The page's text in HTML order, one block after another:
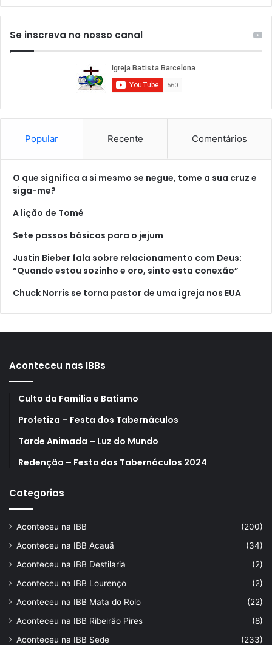
Se inscreva no nosso canal
Popular Recente Comentários
O que significa a si mesmo se negue, tome a sua cruz e
siga-me?
A lição de Tomé
Sete passos básicos para o jejum
Justin Bieber fala sobre relacionamento com Deus:
“Quando estou sozinho e oro, sinto esta conexão”
Chuck Norris se torna pastor de uma igreja nos EUA
Aconteceu nas IBBs
Culto da Familia e Batismo
Profetiza – Festa dos Tabernáculos
Tarde Animada – Luz do Mundo
Redenção – Festa dos Tabernáculos 2024
Categorias
Aconteceu na IBB
(200)
Aconteceu na IBB Acauã
(34)
Aconteceu na IBB Destilaria
(2)
Aconteceu na IBB Lourenço
(2)
Aconteceu na IBB Mata do Rolo
(22)
Aconteceu na IBB Ribeirão Pires
(8)
Aconteceu na IBB Sede
(233)